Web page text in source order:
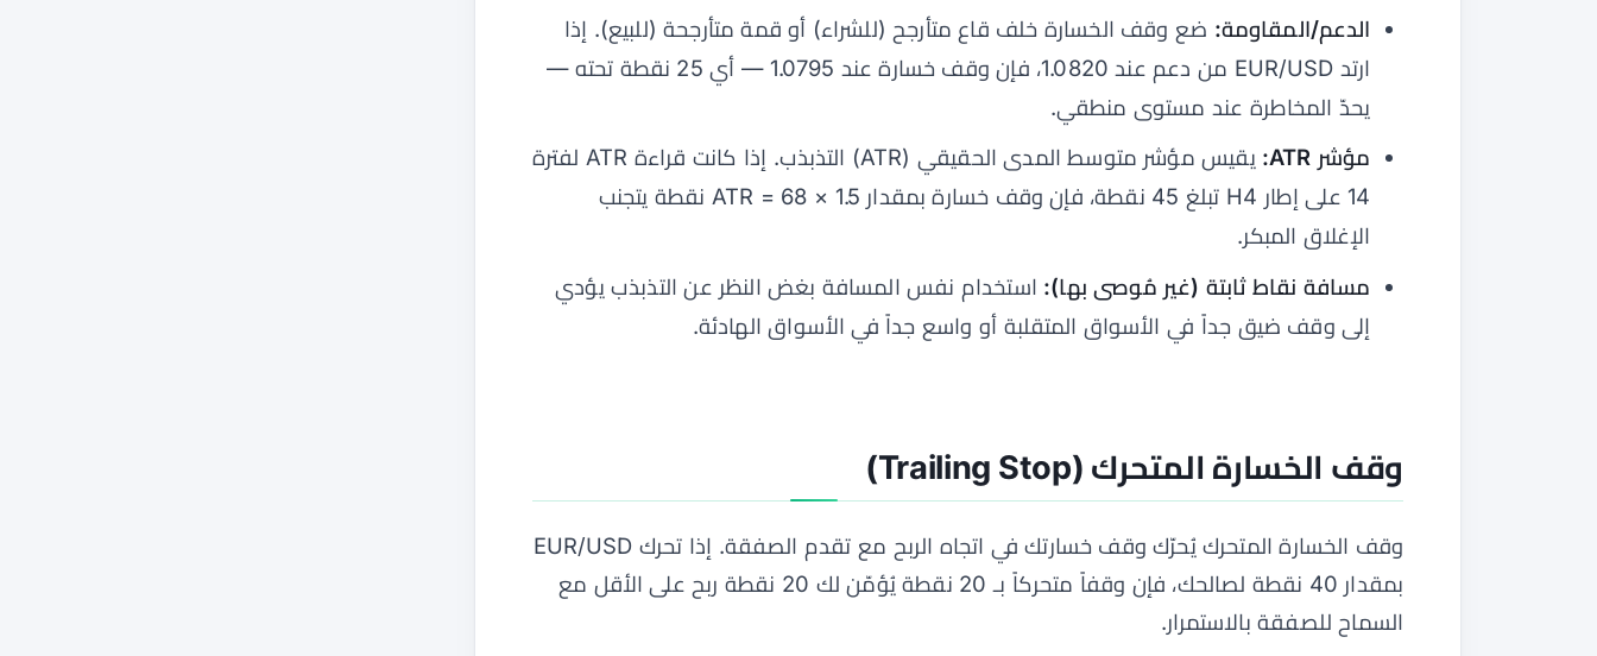
الدعم/المقاومة: ضع وقف الخسارة خلف قاع متأرجح (للشراء) أو قمة متأرجحة (للبيع). إذا
ارتد EUR/USD من دعم عند 1.0820، فإن وقف خسارة عند 1.0795 — أي 25 نقطة تحته —
يحدّ المخاطرة عند مستوى منطقي.
مؤشر ATR:
يقيس مؤشر متوسط المدى الحقيقي (ATR) التذبذب. إذا كانت قراءة ATR لفترة
14 على إطار H4 تبلغ 45 نقطة، فإن وقف خسارة بمقدار 1.5 × ATR = 68 نقطة يتجنب
الإغلاق المبكر.
مسافة نقاط ثابتة (غير مُوصى بها): استخدام نفس المسافة بغض النظر عن التذبذب يؤدي
إلى وقف ضيق جداً في الأسواق المتقلبة أو واسع جداً في الأسواق الهادئة.
وقف الخسارة المتحرك (Trailing Stop)
وقف الخسارة المتحرك يُحرّك وقف خسارتك في اتجاه الربح مع تقدم الصفقة. إذا تحرك EUR/USD
بمقدار 40 نقطة لصالحك، فإن وقفاً متحركاً بـ 20 نقطة يُؤمّن لك 20 نقطة ربح على الأقل مع
السماح للصفقة بالاستمرار.